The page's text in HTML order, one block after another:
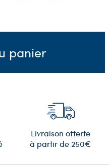
panier
Livraison offerte
à partir de 250€